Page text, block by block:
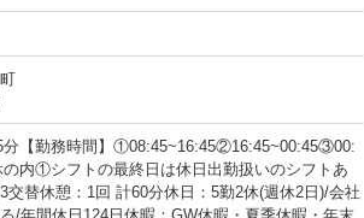
分【勤務時間】①08:45~16:45②16:45~00:45③00:
内①シフトの最終日は休日出勤扱いのシフトあ
交替休憩：1回 計60分休日：5勤2休(週休2日)/会社